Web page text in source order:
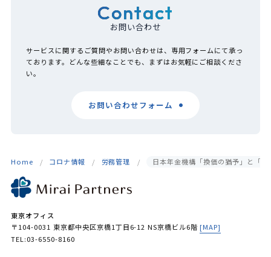
Contact
お問い合わせ
サービスに関するご質問やお問い合わせは、専用フォームにて承っ
ております。どんな些細なことでも、まずはお気軽にご相談くださ
い。
お問い合わせフォーム
Home コロナ情報 労務管理 日本年金機構「換価の猶予」と「納
東京オフィス
〒104-0031 東京都中央区京橋1丁目6-12 NS京橋ビル6階 [MAP]
TEL:03-6550-8160